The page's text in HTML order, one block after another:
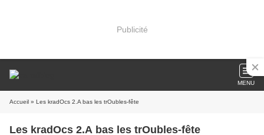
Publicité
MENU
Accueil » Les kradOcs 2.A bas les trOubles-fête
Les kradOcs 2.A bas les trOubles-fête